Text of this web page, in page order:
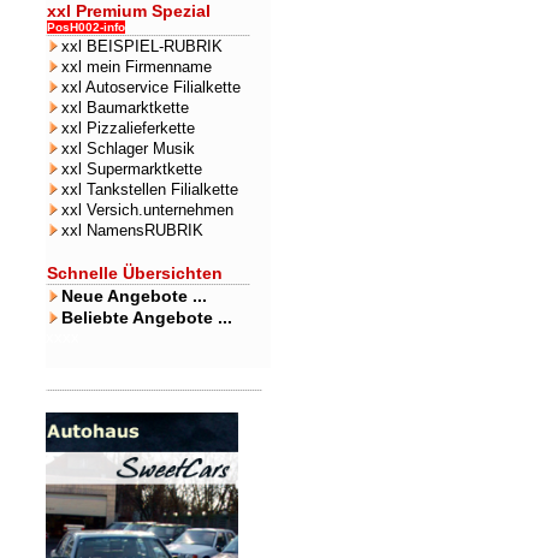
xxl Premium Spezial
PosH002-info
xxl BEISPIEL-RUBRIK
xxl mein Firmenname
xxl Autoservice Filialkette
xxl Baumarktkette
xxl Pizzalieferkette
xxl Schlager Musik
xxl Supermarktkette
xxl Tankstellen Filialkette
xxl Versich.unternehmen
xxl NamensRUBRIK
Schnelle Übersichten
Neue Angebote ...
Beliebte Angebote ...